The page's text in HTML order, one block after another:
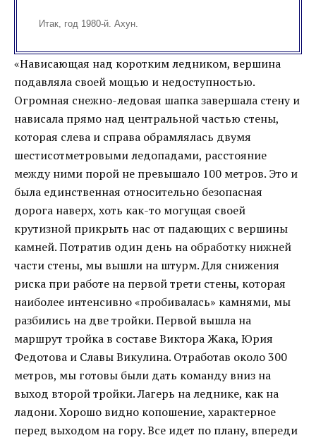
Итак, год 1980-й. Ахун.
«Нависающая над коротким ледником, вершина
подавляла своей мощью и недоступностью.
Огромная снежно-ледовая шапка завершала стену и
нависала прямо над центральной частью стены,
которая слева и справа обрамлялась двумя
шестисотметровыми ледопадами, расстояние
между ними порой не превышало 100 метров. Это и
была единственная относительно безопасная
дорога наверх, хоть как-то могущая своей
крутизной прикрыть нас от падающих с вершины
камней. Потратив один день на обработку нижней
части стены, мы вышли на штурм. Для снижения
риска при работе на первой трети стены, которая
наиболее интенсивно «пробивалась» камнями, мы
разбились на две тройки. Первой вышла на
маршрут тройка в составе Виктора Жака, Юрия
Федотова и Славы Викулина. Отработав около 300
метров, мы готовы были дать команду вниз на
выход второй тройки. Лагерь на леднике, как на
ладони. Хорошо видно копошение, характерное
перед выходом на гору. Все идет по плану, впереди